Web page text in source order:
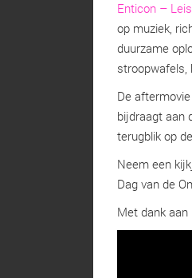
Enticon –
op muziek,
duurzame
stroopwafels,
De
bijdraagt aan
terugblik op
Neem een
Dag van de
Met dank aan